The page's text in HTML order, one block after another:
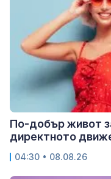
По-добър живот
директното
04:30 • 08.08.26